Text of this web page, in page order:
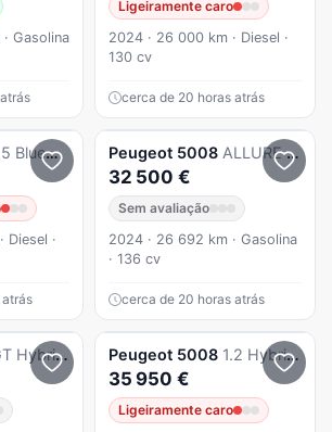
Gasolina
Ligeiramente caro
2024 · 26 000 km · Diesel ·
130 cv
cerca de 20 horas atrás
Allure Pack EAT8
Diesel ·
Peugeot 5008 ALLURE HYBRID 1.2 TURBO 136 CV E-DCS6
32 500 €
Sem avaliação
2024 · 26 692 km · Gasolina
· 136 cv
cerca de 20 horas atrás
145 cv e-DCS6 Peugeot 5008 1.2 Hybrid GT e-DCS6
35 950 €
Ligeiramente caro